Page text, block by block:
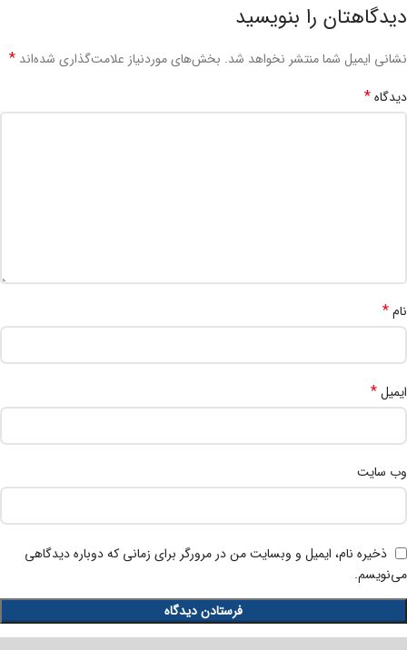
دیدگاهتان را بنویسید
نشانی ایمیل شما منتشر نخواهد شد. بخش‌های موردنیاز علامت‌گذاری شده‌اند *
دیدگاه*
نام*
ایمیل*
وب‌ سایت
ذخیره نام، ایمیل و وبسایت من در مرورگر برای زمانی که دوباره دیدگاهی
می‌نویسم.